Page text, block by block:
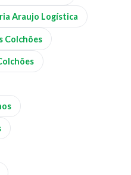
Araujo Logística
Colchões